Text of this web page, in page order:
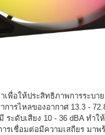
เพื่อให้ประสิทธิภาพการระบา
ารไหลของอากาศ 13.3 -
ะดับเสียง 10 - 36 dBA ทำใ
ารเชื่อมต่อมีความเสถียร มา